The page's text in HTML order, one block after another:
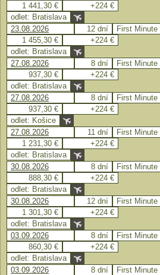
1 441,30 €
+224 €
odlet: Bratislava
23.08.2026
12 dní
First Minute
1 455,30 €
+224 €
odlet: Bratislava
27.08.2026
8 dní
First Minute
937,30 €
+224 €
odlet: Bratislava
27.08.2026
8 dní
First Minute
937,30 €
+224 €
odlet: Košice
27.08.2026
11 dní
First Minute
1 231,30 €
+224 €
odlet: Bratislava
30.08.2026
8 dní
First Minute
888,30 €
+224 €
odlet: Bratislava
30.08.2026
12 dní
First Minute
1 301,30 €
+224 €
odlet: Bratislava
03.09.2026
8 dní
First Minute
860,30 €
+224 €
odlet: Bratislava
03.09.2026
8 dní
First Minute